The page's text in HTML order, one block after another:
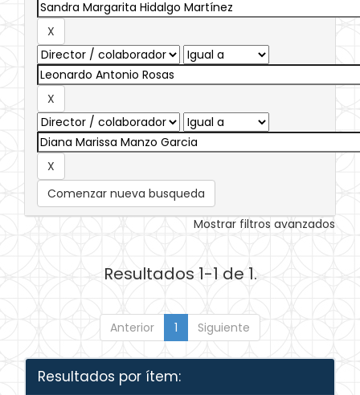
Comenzar nueva busqueda
Mostrar filtros avanzados
Resultados 1-1 de 1.
Anterior 1 Siguiente
Resultados por ítem: